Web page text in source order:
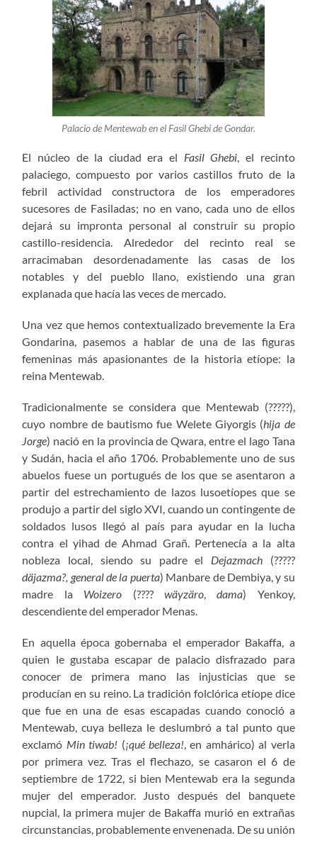
Palacio de Mentewab en el Fasil Ghebide Gondar.
El núcleo de la ciudad era el Fasil Ghebi, el recinto
palaciego, compuesto por varios castillos fruto de la
febril actividad constructora de los emperadores
sucesores de Fasiladas; no en vano, cada uno de ellos
dejará su impronta personal al construir su propio
castillo-residencia. Alrededor del recinto real se
arracimaban desordenadamente las casas de los
notables y del pueblo llano, existiendo una gran
explanada que hacía las veces de mercado.
Una vez que hemos contextualizado brevemente la Era
Gondarina, pasemos a hablar de una de las figuras
femeninas más apasionantes de la historia etíope: la
reina Mentewab.
Tradicionalmente se considera que Mentewab (?????),
cuyo nombre de bautismo fue Welete Giyorgis (hija de
Jorge) nació en la provincia de Qwara, entre el lago Tana
y Sudán, hacia el año 1706. Probablemente uno de sus
abuelos fuese un portugués de los que se asentaron a
partir del estrechamiento de lazos lusoetíopes que se
produjo a partir del siglo XVI, cuando un contingente de
soldados lusos llegó al país para ayudar en la lucha
contra el yihad de Ahmad Grañ. Pertenecía a la alta
nobleza local, siendo su padre el Dejazmach (?????
däjazma?, general de la puerta) Manbare de Dembiya, y su
madre la Woizero (???? wäyzäro,dama) Yenkoy,
descendiente del emperador Menas.
En aquella época gobernaba el emperador Bakaffa, a
quien le gustaba escapar de palacio disfrazado para
conocer de primera mano las injusticias que se
producían en su reino. La tradición folclórica etíope dice
que fue en una de esas escapadas cuando conoció a
Mentewab, cuya belleza le deslumbró a tal punto que
exclamó Min tiwab! (¡qué belleza!, en amhárico) al verla
por primera vez. Tras el flechazo, se casaron el 6 de
septiembre de 1722, si bien Mentewab era la segunda
mujer del emperador. Justo después del banquete
nupcial, la primera mujer de Bakaffa murió en extrañas
circunstancias, probablemente envenenada. De su unión